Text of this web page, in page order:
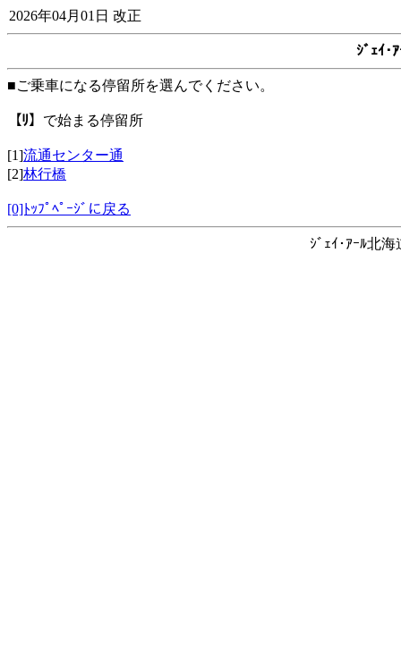
2026年04月01日 改正
ｼﾞｪｲ･
■ご乗車になる停留所を選んでください。
【ﾘ】 で始まる停留所
[1]流通センター通
[2]林行橋
[0]ﾄｯﾌﾟﾍﾟｰｼﾞに戻る
ｼﾞｪｲ･ｱｰﾙ北